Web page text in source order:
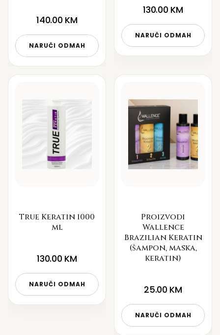
140.00 KM
NARUČI ODMAH
130.00 KM
NARUČI ODMAH
True Keratin 1000
ml
130.00 KM
NARUČI ODMAH
Proizvodi
Wallence
Brazilian Keratin
(šampon, maska,
keratin)
25.00 KM
NARUČI ODMAH